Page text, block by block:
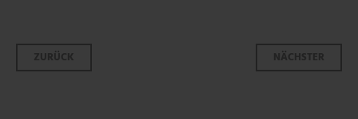
Beitrags-
ZURÜCK NÄCHSTER